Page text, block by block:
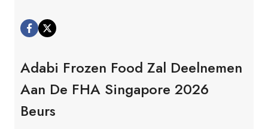
Adabi Frozen Food Zal Deelnemen
Aan De FHA Singapore 2026
Beurs